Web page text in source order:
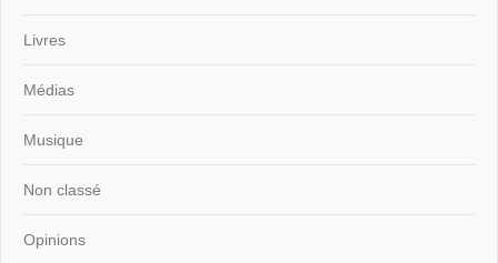
Livres
Médias
Musique
Non classé
Opinions